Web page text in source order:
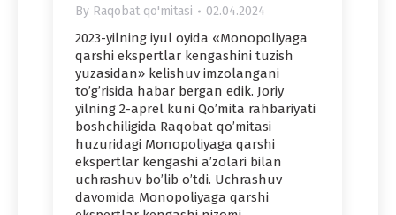
By Raqobat qo'mitasi 02.04.2024
2023-yilning iyul oyida «Monopoliyaga
qarshi ekspertlar kengashini tuzish
yuzasidan» kelishuv imzolangani
to’g’risida habar bergan edik. Joriy
yilning 2-aprel kuni Qo’mita rahbariyati
boshchiligida Raqobat qo’mitasi
huzuridagi Monopoliyaga qarshi
ekspertlar kengashi a’zolari bilan
uchrashuv bo’lib o’tdi. Uchrashuv
davomida Monopoliyaga qarshi